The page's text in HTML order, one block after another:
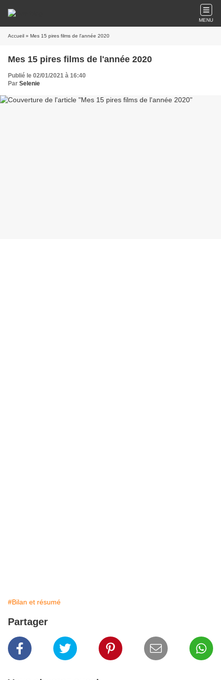
MENU
Accueil » Mes 15 pires films de l'année 2020
Mes 15 pires films de l'année 2020
Publié le 02/01/2021 à 16:40
Par Selenie
#Bilan et résumé
Partager